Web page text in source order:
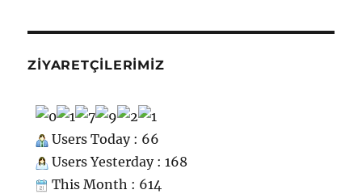
ZIYARETÇILERIMIZ
Users Today : 66
Users Yesterday : 168
This Month : 614